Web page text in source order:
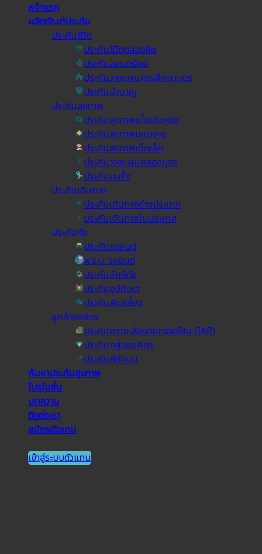
หน้าแรก
ผลิตภัณฑ์ประกัน
ประกันชีวิต
ประกันชีวิตตลอดชีพ
ประกันออมทรัพย์
ประกันวางแผนการศึกษาบุตร
ประกันบำนาญ
ประกันสุขภาพ
ประกันสุขภาพเบี้ยประหยัด
ประกันสุขภาพเหมาจ่าย
ประกันสุขภาพเด็กเล็ก
ประกันวางแผนคลอดบุตร
ประกันมะเร็ง
ประกันเดินทาง
ประกันเดินทางต่างประเทศ
ประกันเดินทางในประเทศ
ประกันภัย
ประกันรถยนต์
พ.ร.บ. รถยนต์
ประกันอัคคีภัย
ประกันอุบัติเหตุ
ประกันสัตว์เลี้ยง
ลูกค้าองค์กร
ประกันความเสี่ยงภัยทรัพย์สิน (IAR)
ประกันกลุ่มองค์กร
ประกันคีย์แมน
ค้นหาประกันสุขภาพ
โปรโมชั่น
บทความ
ติดต่อเรา
สมัครตัวแทน
เข้าสู่ระบบตัวแทน